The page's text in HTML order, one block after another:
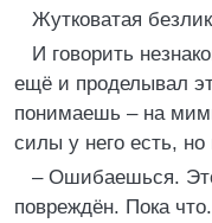
Жутковатая
И говорить
ещё и проделывал
понимаешь – на
силы у него есть, но
– Ошибаешься.
повреждён. Пока что.